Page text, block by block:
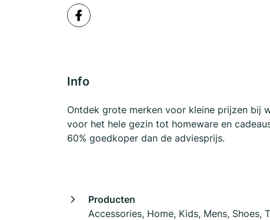
Info
Ontdek grote merken voor kleine prijzen bij
voor het hele gezin tot homeware en
60% goedkoper dan de adviesprijs.
Producten
Accessories, Home, Kids, Mens, Shoes,